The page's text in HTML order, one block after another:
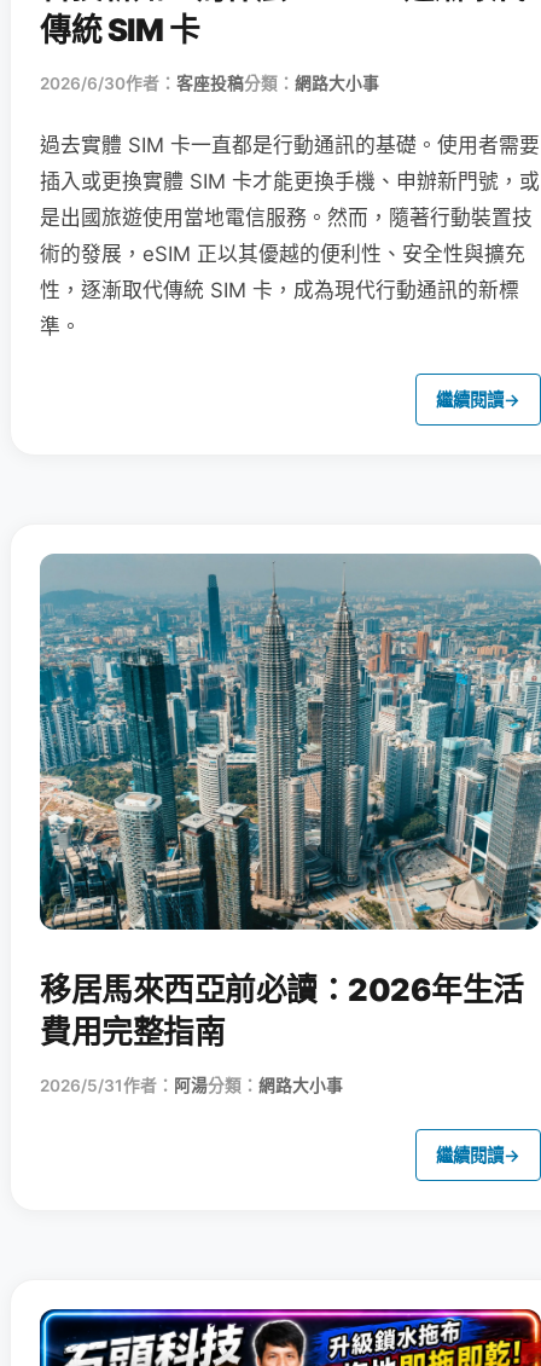
傳統 SIM 卡
2026/6/30作者： 客座投稿分類： 網路大小事
過去實體 SIM 卡一直都是行動通訊的基礎。使用者需要
插入或更換實體 SIM 卡才能更換手機、申辦新門號，或
是出國旅遊使用當地電信服務。然而，隨著行動裝置技
術的發展，eSIM 正以其優越的便利性、安全性與擴充
性，逐漸取代傳統 SIM 卡，成為現代行動通訊的新標
準。
繼續閱讀→
移居馬來西亞前必讀：2026年生活
費用完整指南
2026/5/31作者： 阿湯分類： 網路大小事
繼續閱讀→